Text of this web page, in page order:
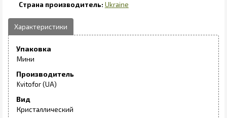
Ukraine
Упаковка
Мини
Производитель
Kvitofor (UA)
Вид
Кристаллический